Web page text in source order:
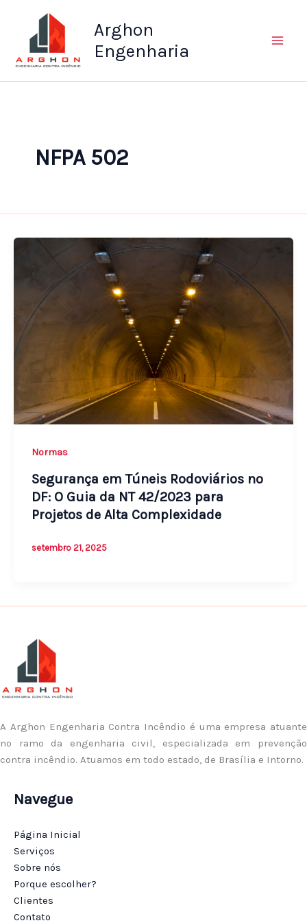
conteúdo
Arghon
Engenharia
NFPA 502
Normas
Segurança em Túneis Rodoviários no
DF: O Guia da NT 42/2023 para
Projetos de Alta Complexidade
setembro 21, 2025
A Arghon Engenharia Contra Incêndio é uma empresa atuante
no ramo da engenharia civil, especializada em prevenção
contra incêndio. Atuamos em todo estado, de Brasília e Intorno.
Navegue
Página Inicial
Serviços
Sobre nós
Porque escolher?
Clientes
Contato